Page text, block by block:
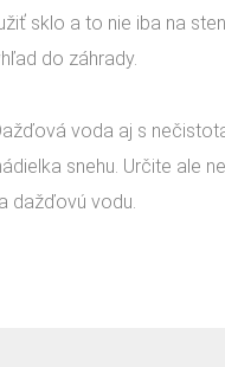
sklo a to nie iba na
do záhrady.
voda aj s
snehu. Určite ale
dažďovú vodu.